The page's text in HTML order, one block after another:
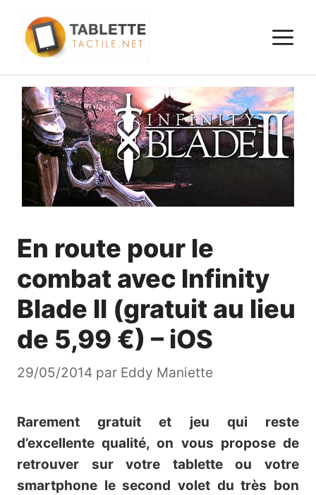
contenu
En route pour le
combat avec Infinity
Blade II (gratuit au lieu
de 5,99 €) – iOS
29/05/2014 par Eddy Maniette
Rarement gratuit et jeu qui reste
d’excellente qualité, on vous propose de
retrouver sur votre tablette ou votre
smartphone le second volet du très bon